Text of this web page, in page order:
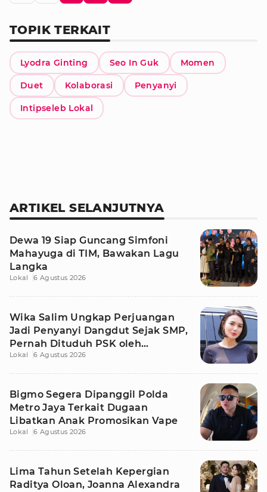
TOPIK TERKAIT
Lyodra Ginting Seo In Guk Momen
Duet Kolaborasi Penyanyi
Intipseleb Lokal
ARTIKEL SELANJUTNYA
Dewa 19 Siap Guncang Simfoni
Mahayuga di TIM, Bawakan Lagu
Langka
Lokal 6 Agustus 2026
Wika Salim Ungkap Perjuangan
Jadi Penyanyi Dangdut Sejak SMP,
Pernah Dituduh PSK oleh
Tetangga
Lokal 6 Agustus 2026
Bigmo Segera Dipanggil Polda
Metro Jaya Terkait Dugaan
Libatkan Anak Promosikan Vape
Lokal 6 Agustus 2026
Lima Tahun Setelah Kepergian
Raditya Oloan, Joanna Alexandra